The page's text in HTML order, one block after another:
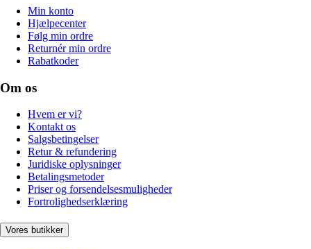
Min konto
Hjælpecenter
Følg min ordre
Returnér min ordre
Rabatkoder
Om os
Hvem er vi?
Kontakt os
Salgsbetingelser
Retur & refundering
Juridiske oplysninger
Betalingsmetoder
Priser og forsendelsesmuligheder
Fortrolighedserklæring
Vores butikker